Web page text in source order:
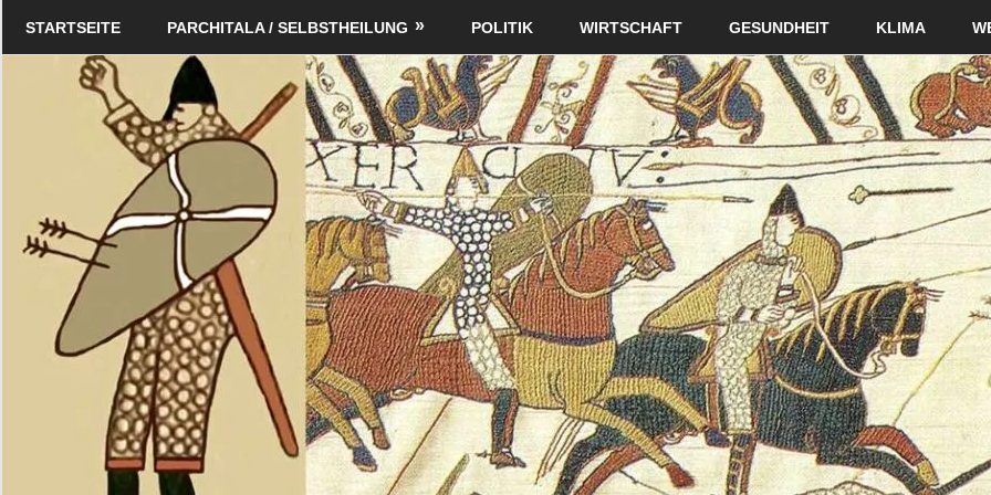
Schildverlag
STARTSEITE PARCHITALA / SELBSTHEILUNG POLITIK WIRTSCHAFT GESUNDHEIT KLIMA